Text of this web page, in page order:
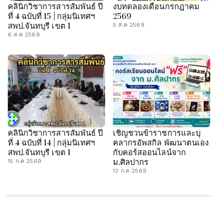
คลินิกวิชาการสารสัมพันธ์ ปี
ที่ 4 ฉบับที่ 15 | กลุ่มนิเทศฯ
สพป.จันทบุรี เขต 1
6 ส.ค 2569
งบทดลองเดือนกรกฎาคม
2569
5 ส.ค 2569
คลินิกวิชาการสารสัมพันธ์ ปี
ที่ 4 ฉบับที่ 14 | กลุ่มนิเทศฯ
สพป.จันทบุรี เขต 1
15 ก.ค 2569
เชิญชวนข้าราชการและบุ
คลากรอัพสกิล พัฒนาตนเอง
กับคอร์สออนไลน์จาก
ม.ศิลปากร
13 ก.ค 2569